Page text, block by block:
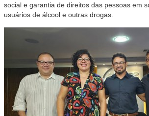
social e garantia de direitos das pessoas em
usuários de álcool e outras drogas.